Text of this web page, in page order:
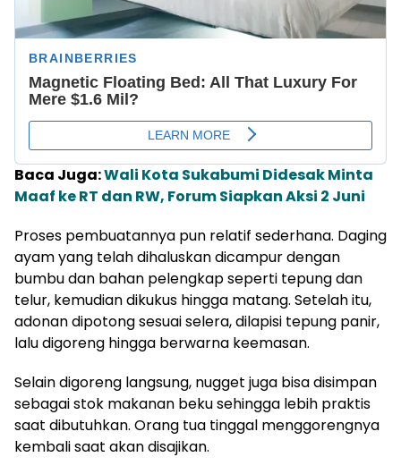
Baca Juga:Wali Kota Sukabumi Didesak Minta
Maaf ke RT dan RW, Forum Siapkan Aksi 2 Juni
Proses pembuatannya pun relatif sederhana. Daging
ayam yang telah dihaluskan dicampur dengan
bumbu dan bahan pelengkap seperti tepung dan
telur, kemudian dikukus hingga matang. Setelah itu,
adonan dipotong sesuai selera, dilapisi tepung panir,
lalu digoreng hingga berwarna keemasan.
Selain digoreng langsung, nugget juga bisa disimpan
sebagai stok makanan beku sehingga lebih praktis
saat dibutuhkan. Orang tua tinggal menggorengnya
kembali saat akan disajikan.